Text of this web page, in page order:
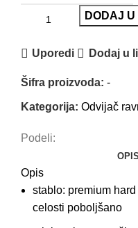
DODAJ
Uporedi Dodaj u
Šifra proizvoda: -
Kategorija: Odvijač
Podeli:
OPIS
Opis
stablo: premium
celosti poboljšano